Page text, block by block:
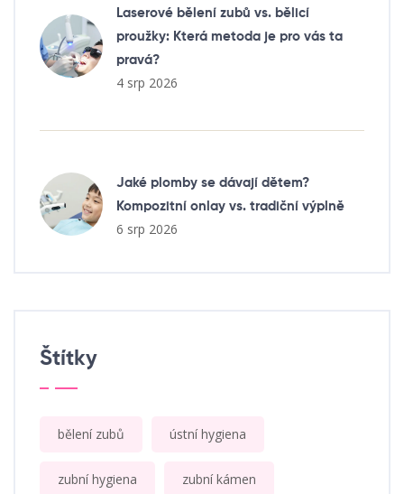
Laserové bělení zubů vs. bělicí
proužky: Která metoda je pro vás ta
pravá?
4 srp 2026
Jaké plomby se dávají dětem?
Kompozitní onlay vs. tradiční výplně
6 srp 2026
Štítky
bělení zubů ústní hygiena
zubní hygiena zubní kámen